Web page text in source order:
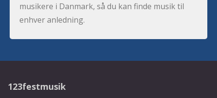
musikere i Danmark, så du kan finde musik til
enhver anledning.
123festmusik